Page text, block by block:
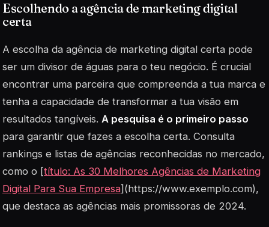
Escolhendo a agência de marketing digital
certa
A escolha da agência de marketing digital certa pode
ser um divisor de águas para o teu negócio. É crucial
encontrar uma parceira que compreenda a tua marca e
tenha a capacidade de transformar a tua visão em
resultados tangíveis. A pesquisa é o primeiro passo
para garantir que fazes a escolha certa. Consulta
rankings e listas de agências reconhecidas no mercado,
como o [título: As 30 Melhores Agências de Marketing
Digital Para Sua Empresa](https://www.exemplo.com),
que destaca as agências mais promissoras de 2024.